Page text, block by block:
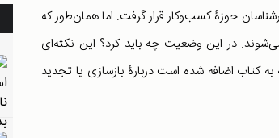
حوزۀ کسب‌وکار قرار گرفت. اما همان‌طور که
در این وضعیت چه باید کرد؟ این نکته‌ای
کتاب اضافه شده است دربارۀ بازسازی یا تجدید